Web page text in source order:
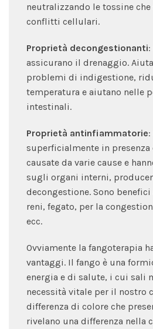
neutralizzando le tossine
conflitti cellulari.
Proprietà decongestionanti
assicurano il drenaggio.
problemi di indigestione,
temperatura e aiutano nelle
intestinali.
Proprietà antinfiammatorie
superficialmente in
causate da varie cause e
sugli organi interni,
decongestione. Sono
reni, fegato, per la
ecc.
Ovviamente la fangoterapia
vantaggi. Il fango è una
energia e di salute, i cui sali
necessità vitale per il nostro
differenza di colore che
rivelano una differenza nella